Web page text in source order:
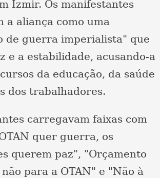
Izmir. Os manifestantes
a aliança como uma
de guerra imperialista" que
e a estabilidade, acusando-a
da educação, da saúde
dos trabalhadores.
carregavam faixas com
quer guerra, os
querem paz", "Orçamento
para a OTAN" e "Não à